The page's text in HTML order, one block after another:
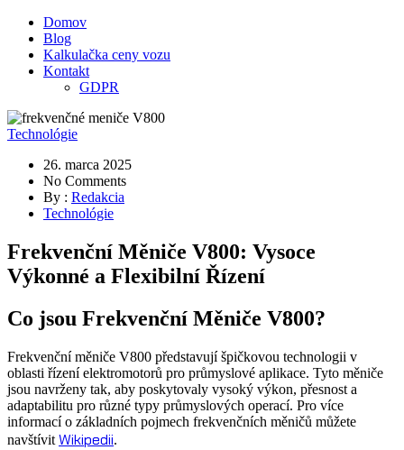
Domov
Blog
Kalkulačka ceny vozu
Kontakt
GDPR
Technológie
26. marca 2025
No Comments
By : Redakcia
Technológie
Frekvenční Měniče V800: Vysoce
Výkonné a Flexibilní Řízení
Co jsou Frekvenční Měniče V800?
Frekvenční měniče V800 představují špičkovou technologii v
oblasti řízení elektromotorů pro průmyslové aplikace. Tyto měniče
jsou navrženy tak, aby poskytovaly vysoký výkon, přesnost a
adaptabilitu pro různé typy průmyslových operací. Pro více
informací o základních pojmech frekvenčních měničů můžete
navštívit Wikipedii.